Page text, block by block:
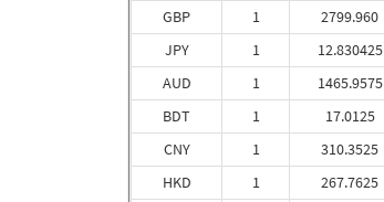
GBP
JPY
AUD
BDT
CNY
HKD
1
1
1
1
1
1
2799.960
12.830425
1465.9575
17.0125
310.3525
267.7625